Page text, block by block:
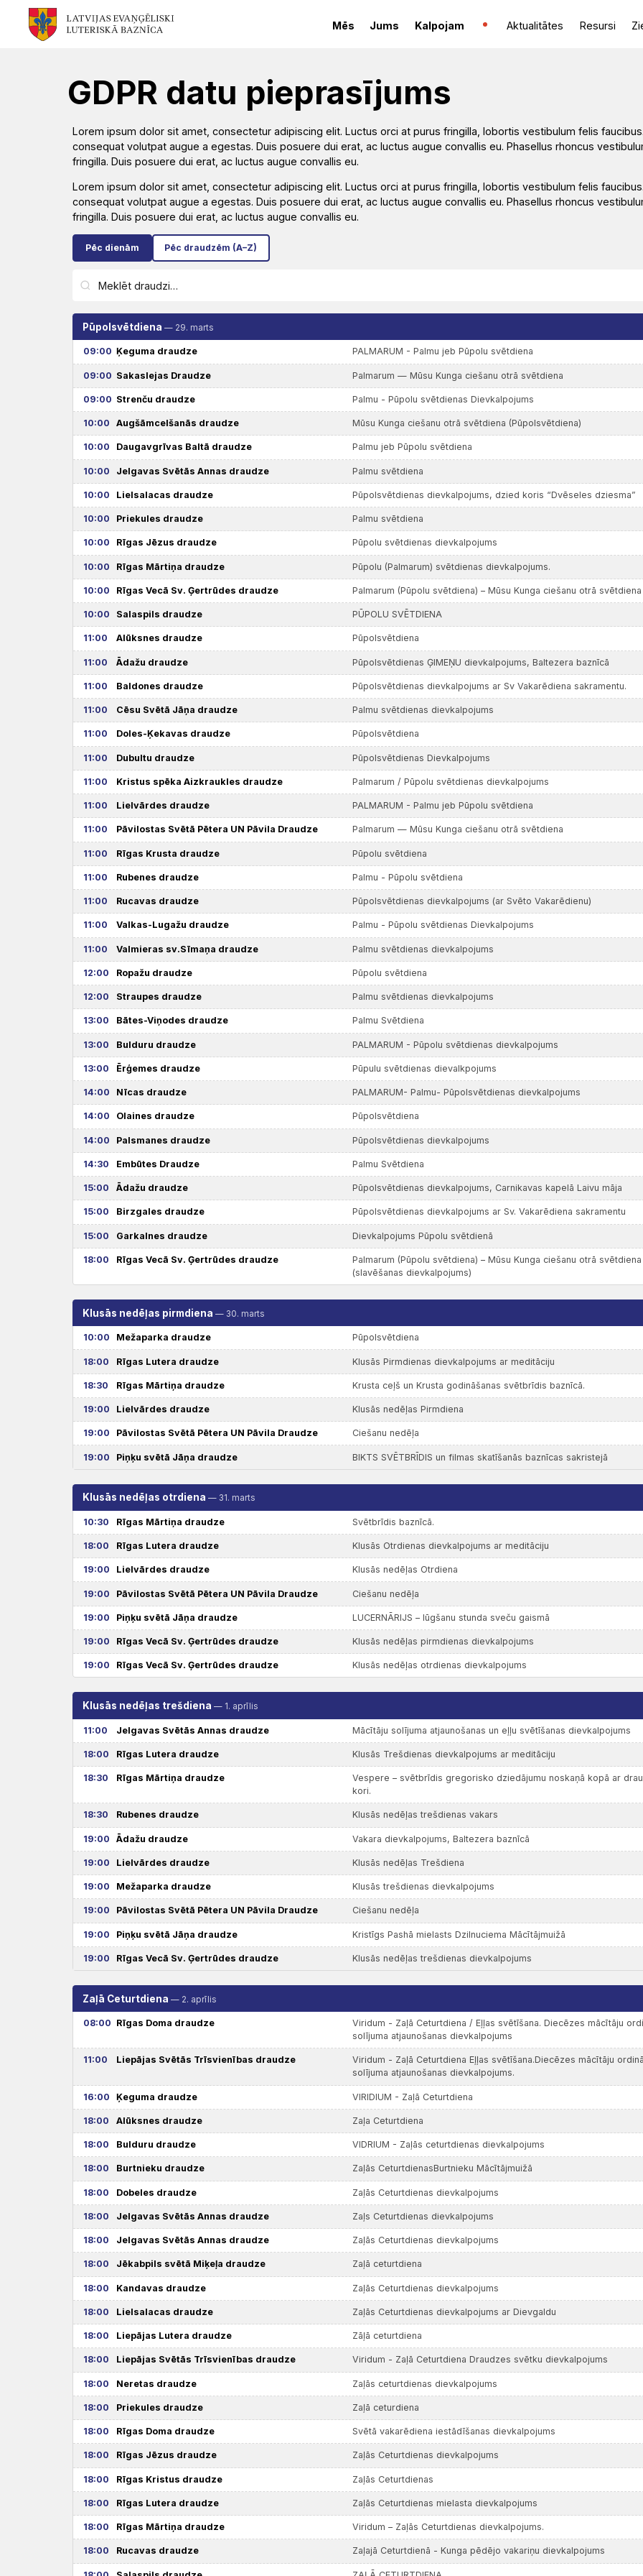
Mēs
personāls
Pārvalde
LELB
organizācijas
Dievnami
Jums
draudzi
Garīgais
atbalsts
Ģimenēm
un
jauniešiem
Iepazīsti
kristietību
Kalpojam
atbalsts
(Diakonija)
Rekolekcijas
Kapelānu
dienests
Misija
Indijā
Aktualitātes
kalendārs
Apmācības
un
semināri
Vakances
Resursi
Fotogalerija
Video
un
audio
Rīts
Draudzēm
GDPR datu pieprasījums
Lorem ipsum dolor sit amet, consectetur adipiscing elit. Luctus orci at purus fringilla, lobortis vestibulum felis
consequat volutpat augue a egestas. Duis posuere dui erat, ac luctus augue convallis eu. Phasellus rhoncus
fringilla. Duis posuere dui erat, ac luctus augue convallis eu.
Lorem ipsum dolor sit amet, consectetur adipiscing elit. Luctus orci at purus fringilla, lobortis vestibulum felis
consequat volutpat augue a egestas. Duis posuere dui erat, ac luctus augue convallis eu. Phasellus rhoncus
fringilla. Duis posuere dui erat, ac luctus augue convallis eu.
Pēc dienām Pēc draudzēm (A–Z)
Pūpolsvētdiena — 29. marts
09:00 Ķeguma draudze PALMARUM - Palmu jeb Pūpolu svētdiena
09:00 Sakaslejas Draudze Palmarum — Mūsu Kunga ciešanu otrā svētdiena
09:00 Strenču draudze Palmu - Pūpolu svētdienas Dievkalpojums
10:00 Augšāmcelšanās draudze Mūsu Kunga ciešanu otrā svētdiena (Pūpolsvētdiena)
10:00 Daugavgrīvas Baltā draudze Palmu jeb Pūpolu svētdiena
10:00 Jelgavas Svētās Annas draudze Palmu svētdiena
10:00 Lielsalacas draudze Pūpolsvētdienas dievkalpojums, dzied koris “Dvēseles dziesma”
10:00 Priekules draudze Palmu svētdiena
10:00 Rīgas Jēzus draudze Pūpolu svētdienas dievkalpojums
10:00 Rīgas Mārtiņa draudze Pūpolu (Palmarum) svētdienas dievkalpojums.
10:00 Rīgas Vecā Sv. Ģertrūdes draudze Palmarum (Pūpolu svētdiena) – Mūsu Kunga ciešanu otrā svētdiena
10:00 Salaspils draudze PŪPOLU SVĒTDIENA
11:00 Alūksnes draudze Pūpolsvētdiena
11:00 Ādažu draudze Pūpolsvētdienas ĢIMEŅU dievkalpojums, Baltezera baznīcā
11:00 Baldones draudze Pūpolsvētdienas dievkalpojums ar Sv Vakarēdiena sakramentu.
11:00 Cēsu Svētā Jāņa draudze Palmu svētdienas dievkalpojums
11:00 Doles-Ķekavas draudze Pūpolsvētdiena
11:00 Dubultu draudze Pūpolsvētdienas Dievkalpojums
11:00 Kristus spēka Aizkraukles draudze Palmarum / Pūpolu svētdienas dievkalpojums
11:00 Lielvārdes draudze PALMARUM - Palmu jeb Pūpolu svētdiena
11:00 Pāvilostas Svētā Pētera UN Pāvila Draudze Palmarum — Mūsu Kunga ciešanu otrā svētdiena
11:00 Rīgas Krusta draudze Pūpolu svētdiena
11:00 Rubenes draudze Palmu - Pūpolu svētdiena
11:00 Rucavas draudze Pūpolsvētdienas dievkalpojums (ar Svēto Vakarēdienu)
11:00 Valkas-Lugažu draudze Palmu - Pūpolu svētdienas Dievkalpojums
11:00 Valmieras sv.Sīmaņa draudze Palmu svētdienas dievkalpojums
12:00 Ropažu draudze Pūpolu svētdiena
12:00 Straupes draudze Palmu svētdienas dievkalpojums
13:00 Bātes-Viņodes draudze Palmu Svētdiena
13:00 Bulduru draudze PALMARUM - Pūpolu svētdienas dievkalpojums
13:00 Ērģemes draudze Pūpulu svētdienas dievalkpojums
14:00 Nīcas draudze PALMARUM- Palmu- Pūpolsvētdienas dievkalpojums
14:00 Olaines draudze Pūpolsvētdiena
14:00 Palsmanes draudze Pūpolsvētdienas dievkalpojums
14:30 Embūtes Draudze Palmu Svētdiena
15:00 Ādažu draudze Pūpolsvētdienas dievkalpojums, Carnikavas kapelā Laivu māja
15:00 Birzgales draudze Pūpolsvētdienas dievkalpojums ar Sv. Vakarēdiena sakramentu
15:00 Garkalnes draudze Dievkalpojums Pūpolu svētdienā
18:00 Rīgas Vecā Sv. Ģertrūdes draudze
Palmarum (Pūpolu svētdiena) – Mūsu Kunga ciešanu otrā svētdiena
(slavēšanas dievkalpojums)
Klusās nedēļas pirmdiena — 30. marts
10:00 Mežaparka draudze Pūpolsvētdiena
18:00 Rīgas Lutera draudze Klusās Pirmdienas dievkalpojums ar meditāciju
18:30 Rīgas Mārtiņa draudze Krusta ceļš un Krusta godināšanas svētbrīdis baznīcā.
19:00 Lielvārdes draudze Klusās nedēļas Pirmdiena
19:00 Pāvilostas Svētā Pētera UN Pāvila Draudze Ciešanu nedēļa
19:00 Piņķu svētā Jāņa draudze BIKTS SVĒTBRĪDIS un filmas skatīšanās baznīcas sakristejā
Klusās nedēļas otrdiena — 31. marts
10:30 Rīgas Mārtiņa draudze Svētbrīdis baznīcā.
18:00 Rīgas Lutera draudze Klusās Otrdienas dievkalpojums ar meditāciju
19:00 Lielvārdes draudze Klusās nedēļas Otrdiena
19:00 Pāvilostas Svētā Pētera UN Pāvila Draudze Ciešanu nedēļa
19:00 Piņķu svētā Jāņa draudze LUCERNĀRIJS – lūgšanu stunda sveču gaismā
19:00 Rīgas Vecā Sv. Ģertrūdes draudze Klusās nedēļas pirmdienas dievkalpojums
19:00 Rīgas Vecā Sv. Ģertrūdes draudze Klusās nedēļas otrdienas dievkalpojums
Klusās nedēļas trešdiena — 1. aprīlis
11:00 Jelgavas Svētās Annas draudze Mācītāju solījuma atjaunošanas un eļļu svētīšanas dievkalpojums
18:00 Rīgas Lutera draudze Klusās Trešdienas dievkalpojums ar meditāciju
18:30 Rīgas Mārtiņa draudze
Vespere – svētbrīdis gregorisko dziedājumu noskaņā kopā ar
kori.
18:30 Rubenes draudze Klusās nedēļas trešdienas vakars
19:00 Ādažu draudze Vakara dievkalpojums, Baltezera baznīcā
19:00 Lielvārdes draudze Klusās nedēļas Trešdiena
19:00 Mežaparka draudze Klusās trešdienas dievkalpojums
19:00 Pāvilostas Svētā Pētera UN Pāvila Draudze Ciešanu nedēļa
19:00 Piņķu svētā Jāņa draudze Kristīgs Pashā mielasts Dzilnuciema Mācītājmuižā
19:00 Rīgas Vecā Sv. Ģertrūdes draudze Klusās nedēļas trešdienas dievkalpojums
Zaļā Ceturtdiena — 2. aprīlis
08:00 Rīgas Doma draudze
Viridum - Zaļā Ceturtdiena / Eļļas svētīšana. Diecēzes mācītāju
solījuma atjaunošanas dievkalpojums
11:00 Liepājas Svētās Trīsvienības draudze
Viridum - Zaļā Ceturtdiena Eļļas svētīšana.Diecēzes mācītāju
solījuma atjaunošanas dievkalpojums.
16:00 Ķeguma draudze VIRIDIUM - Zaļā Ceturtdiena
18:00 Alūksnes draudze Zaļa Ceturtdiena
18:00 Bulduru draudze VIDRIUM - Zaļās ceturtdienas dievkalpojums
18:00 Burtnieku draudze Zaļās CeturtdienasBurtnieku Mācītājmuižā
18:00 Dobeles draudze Zaļās Ceturtdienas dievkalpojums
18:00 Jelgavas Svētās Annas draudze Zaļs Ceturtdienas dievkalpojums
18:00 Jelgavas Svētās Annas draudze Zaļās Ceturtdienas dievkalpojums
18:00 Jēkabpils svētā Miķeļa draudze Zaļā ceturtdiena
18:00 Kandavas draudze Zaļās Ceturtdienas dievkalpojums
18:00 Lielsalacas draudze Zaļās Ceturtdienas dievkalpojums ar Dievgaldu
18:00 Liepājas Lutera draudze Zāļā ceturtdiena
18:00 Liepājas Svētās Trīsvienības draudze Viridum - Zaļā Ceturtdiena Draudzes svētku dievkalpojums
18:00 Neretas draudze Zaļās ceturtdienas dievkalpojums
18:00 Priekules draudze Zaļā ceturdiena
18:00 Rīgas Doma draudze Svētā vakarēdiena iestādīšanas dievkalpojums
18:00 Rīgas Jēzus draudze Zaļās Ceturtdienas dievkalpojums
18:00 Rīgas Kristus draudze Zaļās Ceturtdienas
18:00 Rīgas Lutera draudze Zaļās Ceturtdienas mielasta dievkalpojums
18:00 Rīgas Mārtiņa draudze Viridum – Zaļās Ceturtdienas dievkalpojums.
18:00 Rucavas draudze Zaļajā Ceturtdienā - Kunga pēdējo vakariņu dievkalpojums